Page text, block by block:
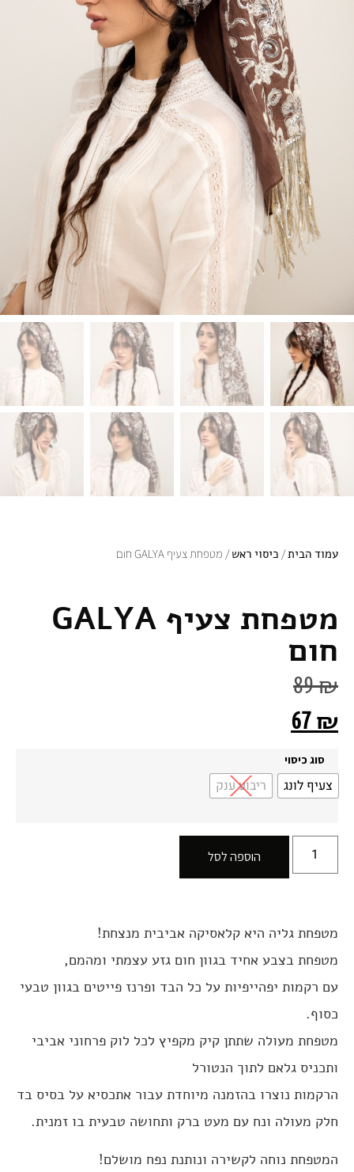
עמוד הבית/ כיסוי ראש/ מטפחת צעיף GALYA חום
מטפחת צעיף GALYA
חום
89₪
67₪
סוג כיסוי
צעיף לונג ריבוע ענק
הוספה לסל
מטפחת גליה היא קלאסיקה אביבית מנצחת!
מטפחת בצבע אחיד בגוון חום גזע עצמתי ומהמם,
עם רקמות יפהייפיות על כל הבד ופרנז פייטים בגוון טבעי
כסוף.
מטפחת מעולה שתתן קיק מקפיץ לכל לוק פרחוני אביבי
ותכניס גלאם לתוך הנטורל
הרקמות נוצרו בהזמנה מיוחדת עבור אתכסיא על בסיס בד
חלק מעולה ונח עם מעט ברק ותחושה טבעית בו זמנית.
המטפחת נוחה לקשירה ונותנת נפח מושלם!